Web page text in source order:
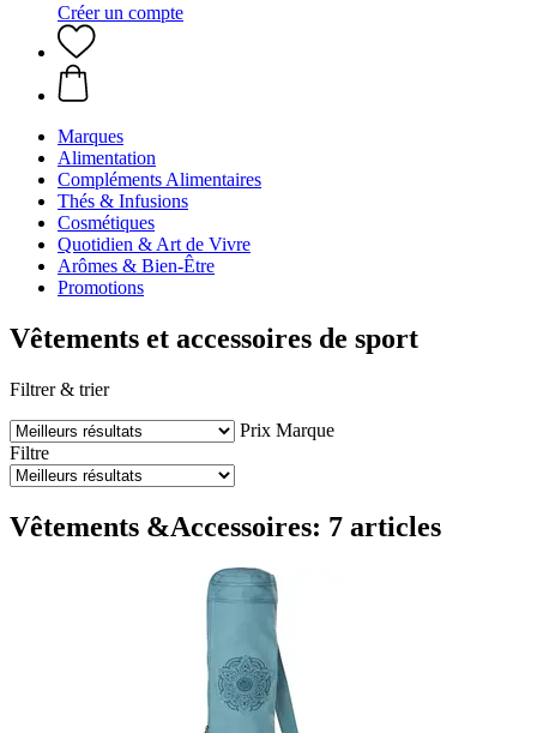
Créer un compte
Marques
Alimentation
Compléments Alimentaires
Thés & Infusions
Cosmétiques
Quotidien & Art de Vivre
Arômes & Bien-Être
Promotions
Vêtements et accessoires de sport
Filtrer & trier
Prix Marque
Filtre
Vêtements &Accessoires: 7 articles